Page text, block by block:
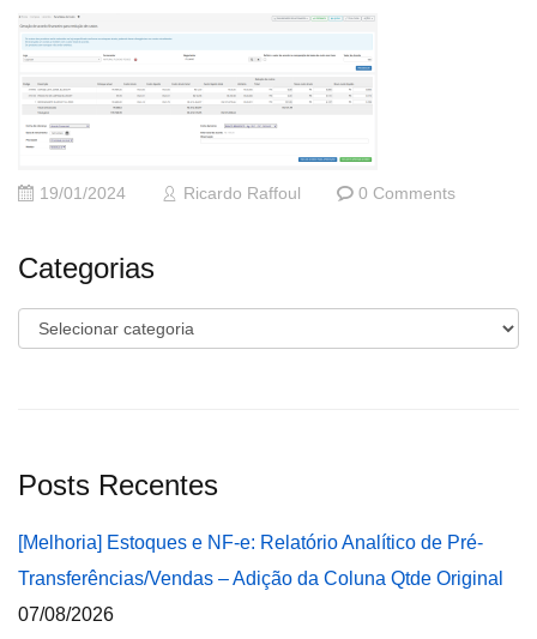
19/01/2024 Ricardo Raffoul 0 Comments
Categorias
Categorias
Posts Recentes
[Melhoria] Estoques e NF-e: Relatório Analítico de Pré-
Transferências/Vendas – Adição da Coluna Qtde Original
07/08/2026